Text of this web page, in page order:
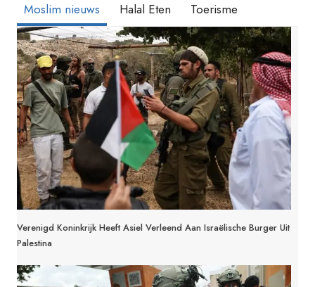
Moslim nieuws Halal Eten Toerisme
Verenigd Koninkrijk Heeft Asiel Verleend Aan Israëlische Burger Uit
Palestina